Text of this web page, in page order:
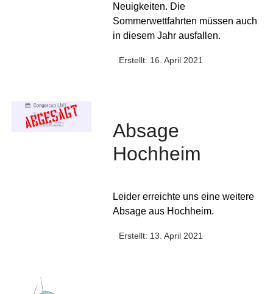
Neuigkeiten. Die
Sommerwettfahrten müssen auch
in diesem Jahr ausfallen.
Erstellt: 16. April 2021
Absage
Hochheim
Leider erreichte uns eine weitere
Absage aus Hochheim.
Erstellt: 13. April 2021